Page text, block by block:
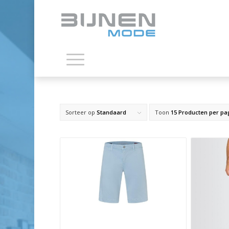
Sorteer opStandaard Toon15 Producten per